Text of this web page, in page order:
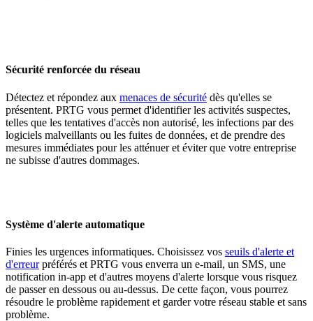
Sécurité renforcée du réseau
Détectez et répondez aux menaces de sécurité dès qu'elles se
présentent. PRTG vous permet d'identifier les activités suspectes,
telles que les tentatives d'accès non autorisé, les infections par des
logiciels malveillants ou les fuites de données, et de prendre des
mesures immédiates pour les atténuer et éviter que votre entreprise
ne subisse d'autres dommages.
Système d'alerte automatique
Finies les urgences informatiques. Choisissez vos seuils d'alerte et
d'erreurpréférés et PRTG vous enverra un e-mail, un SMS, une
notification in-app et d'autres moyens d'alerte lorsque vous risquez
de passer en dessous ou au-dessus. De cette façon, vous pourrez
résoudre le problème rapidement et garder votre réseau stable et sans
problème.